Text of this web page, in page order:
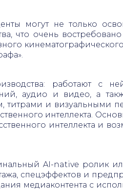
могут не только
что очень
кинематографического
работают с
аудио и видео, а
титрами и визуальными
интеллекта.
интеллекта и
AI-native ролик
спецэффектов и
медиаконтента с